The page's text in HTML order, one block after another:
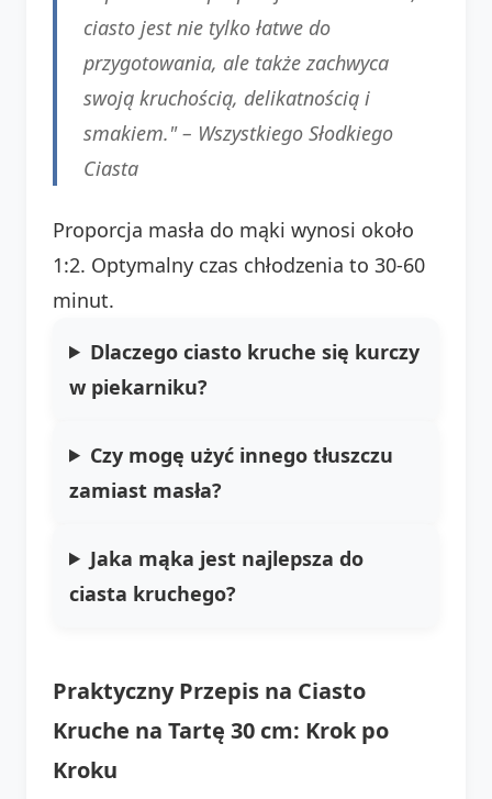
ciasto jest nie tylko łatwe do
przygotowania, ale także zachwyca
swoją kruchością, delikatnością i
smakiem." – Wszystkiego Słodkiego
Ciasta
Proporcja masła do mąki wynosi około
1:2. Optymalny czas chłodzenia to 30-60
minut.
Dlaczego ciasto kruche się kurczy
w piekarniku?
Czy mogę użyć innego tłuszczu
zamiast masła?
Jaka mąka jest najlepsza do
ciasta kruchego?
Praktyczny Przepis na Ciasto
Kruche na Tartę 30 cm: Krok po
Kroku